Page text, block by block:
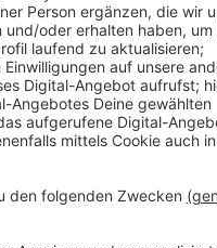
für Rhein-Berg 28
Vorsitzende des
sieht vor allem im
in der Stadt und
Dabei seien